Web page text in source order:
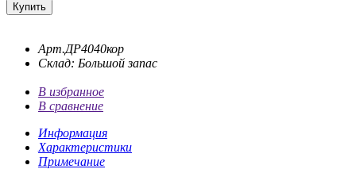
Арт.ДР4040кор
Склад: Большой запас
В избранное
В сравнение
Информация
Характеристики
Примечание